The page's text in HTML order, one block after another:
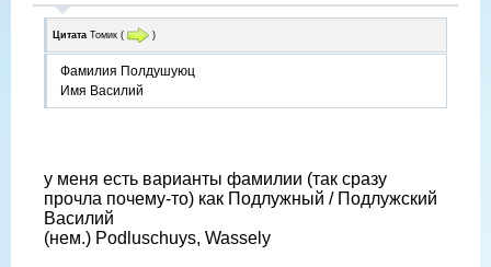
Цитата Томик ( )
Фамилия Полдушуюц
Имя Василий
у меня есть варианты фамилии (так сразу
прочла почему-то) как Подлужный / Подлужский
Василий
(нем.) Podluschuys, Wassely